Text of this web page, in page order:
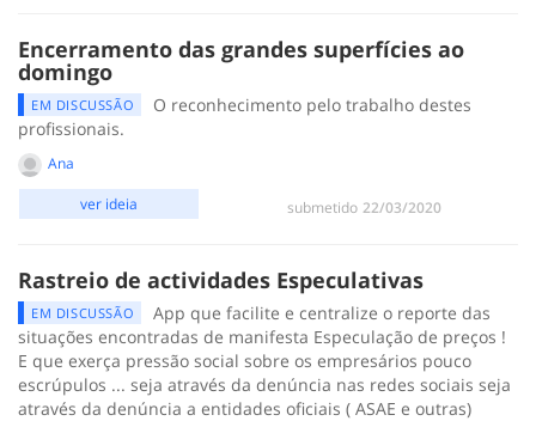
Encerramento das grandes superfícies ao
domingo
EM DISCUSSÃO
O reconhecimento pelo trabalho destes
profissionais.
Ana
submetido ‎22/03/2020
ver ideia
Rastreio de actividades Especulativas
EM DISCUSSÃO
App que facilite e centralize o reporte das
situações encontradas de manifesta Especulação de preços !
E que exerça pressão social sobre os empresários pouco
escrúpulos ... seja através da denúncia nas redes sociais seja
através da denúncia a entidades oficiais ( ASAE e outras)